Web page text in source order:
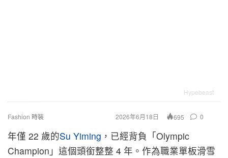
Hypebeast
Fashion 時裝 2026年6月18日 695 0
年僅 22 歲的Su Yiming ，已經背負「Olympic
Champion」這個頭銜整整 4 年。作為職業單板滑雪